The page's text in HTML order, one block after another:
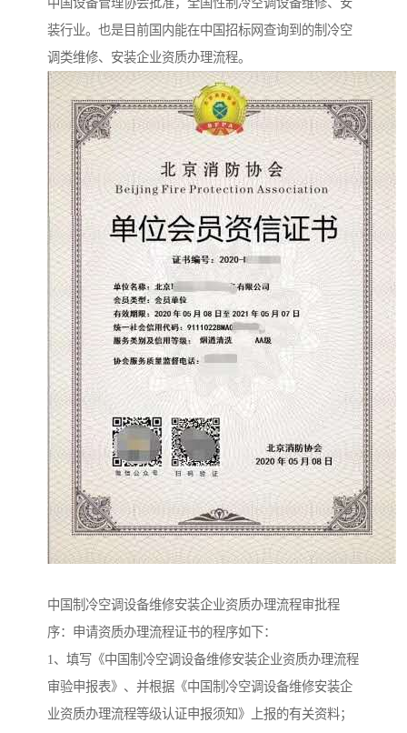
中国设备管理协会批准，全国性制冷空调设备维修、安
装行业。也是目前国内能在中国招标网查询到的制冷空
调类维修、安装企业资质办理流程。
中国制冷空调设备维修安装企业资质办理流程审批程
序：申请资质办理流程证书的程序如下：
1、填写《中国制冷空调设备维修安装企业资质办理流程
审验申报表》、并根据《中国制冷空调设备维修安装企
业资质办理流程等级认证申报须知》上报的有关资料；